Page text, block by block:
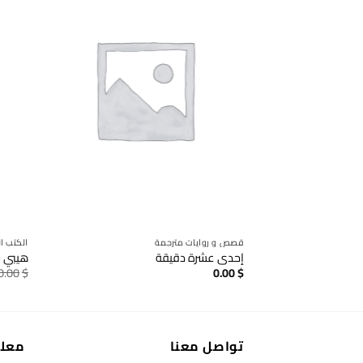
قصص و روايات مترجمة
إحدى عشرة دقيقة
0.00$
الكتب
هيبي
$
تواصل معنا